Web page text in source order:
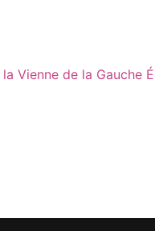
Vienne de la Gauche